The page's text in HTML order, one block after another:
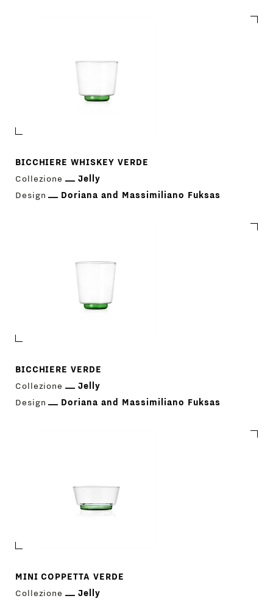
BICCHIERE WHISKEY VERDE
Collezione
Jelly
Design
Doriana and Massimiliano Fuksas
BICCHIERE VERDE
Collezione
Jelly
Design
Doriana and Massimiliano Fuksas
MINI COPPETTA VERDE
Collezione
Jelly